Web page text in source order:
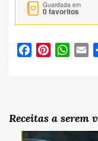
Guardada em
0favoritos
FacebookPinterest
Receitas a serem